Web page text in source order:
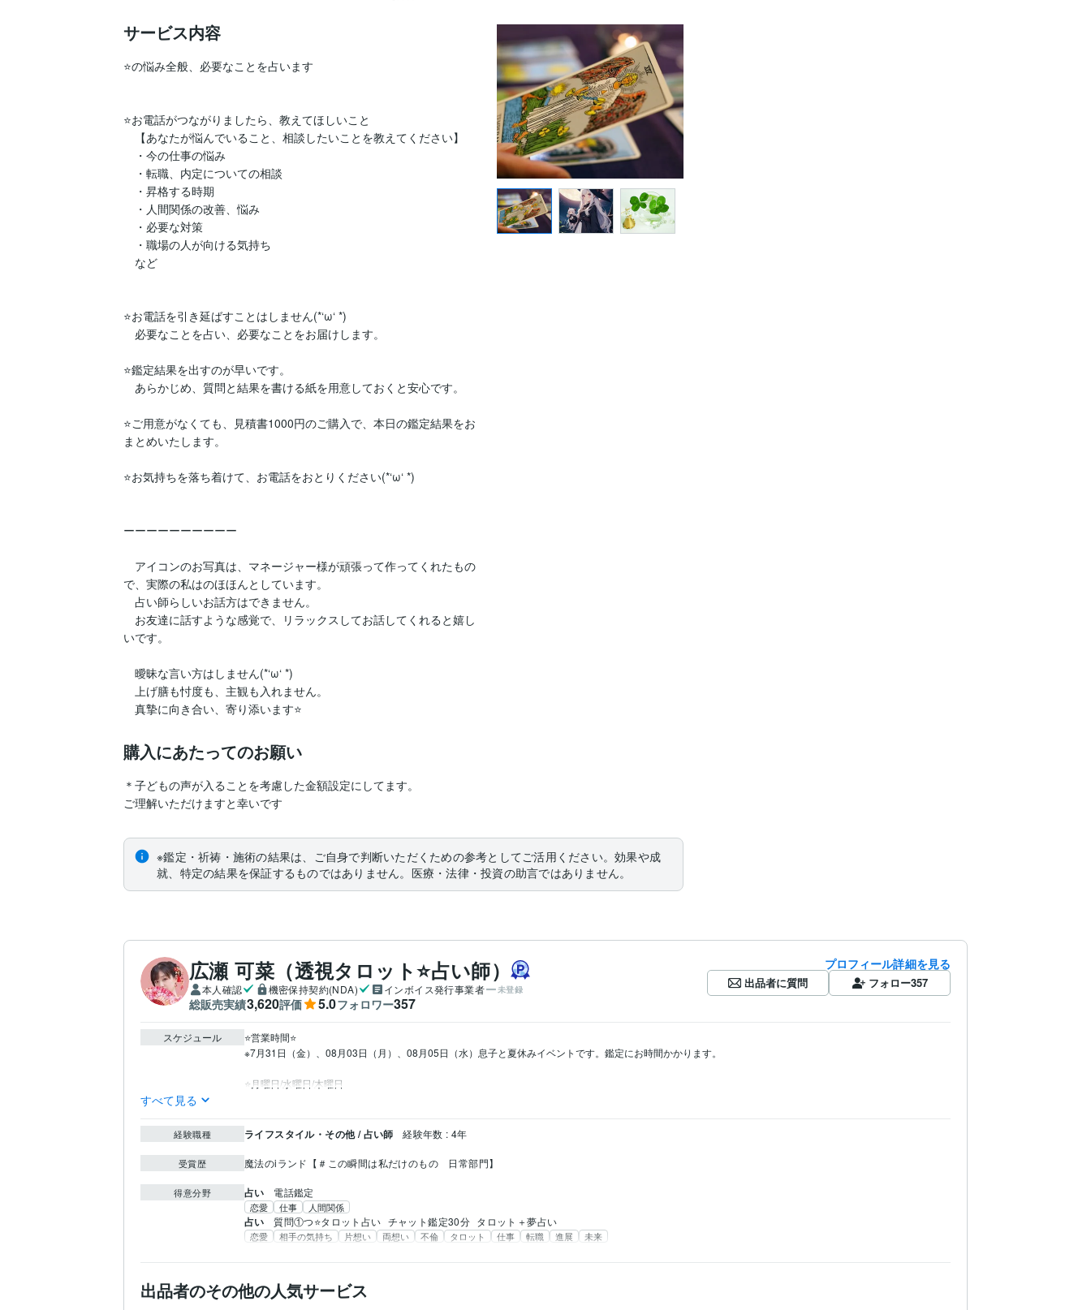
サービス内容
⭐の悩み全般、必要なことを占います
⭐お電話がつながりましたら、教えてほしいこと
【あなたが悩んでいること、相談したいことを教えてください】
・今の仕事の悩み
・転職、内定についての相談
・昇格する時期
・人間関係の改善、悩み
・必要な対策
・職場の人が向ける気持ち
など
⭐お電話を引き延ばすことはしません(*‘ω‘ *)
必要なことを占い、必要なことをお届けします。
⭐鑑定結果を出すのが早いです。
あらかじめ、質問と結果を書ける紙を用意しておくと安心です。
⭐ご用意がなくても、見積書1000円のご購入で、本日の鑑定結果をお
まとめいたします。
⭐お気持ちを落ち着けて、お電話をおとりください(*‘ω‘ *)
ーーーーーーーーーー
アイコンのお写真は、マネージャー様が頑張って作ってくれたもの
で、実際の私はのほほんとしています。
占い師らしいお話方はできません。
お友達に話すような感覚で、リラックスしてお話してくれると嬉し
いです。
曖昧な言い方はしません(*‘ω‘ *)
上げ膳も忖度も、主観も入れません。
購入にあたってのお願い
＊子どもの声が入ることを考慮した金額設定にしてます。
※鑑定・祈祷・施術の結果は、ご自身で判断いただくための参考としてご活用ください。効果や成
就、特定の結果を保証するものではありません。医療・法律・投資の助言ではありません。
広瀬 可菜（透視タロット⭐占い師）
本人確認 機密保持契約(NDA) インボイス発行事業者 未登録
総販売実績3,620評価 5.0フォロワー357
プロフィール詳細を見る
出品者に質問 フォロー357
スケジュール
⭐️営業時間⭐
※7月31日（金）、08月03日（月）、08月05日（水）息子と夏休みイベントです。鑑定にお時間かかります。
⭐️月曜日/水曜日/木曜日
すべて見る
経験職種 ライフスタイル・その他 / 占い師 経験年数 : 4年
受賞歴 魔法のiランド【＃この瞬間は私だけのもの　日常部門】
得意分野 占い 電話鑑定
恋愛 仕事 人間関係
占い 質問①つ⭐タロット占い チャット鑑定30分 タロット＋夢占い
恋愛 相手の気持ち 片想い 両想い 不倫 タロット 仕事 転職 進展 未来
出品者のその他の人気サービス